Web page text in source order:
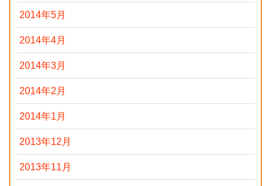
2014年5月
2014年4月
2014年3月
2014年2月
2014年1月
2013年12月
2013年11月